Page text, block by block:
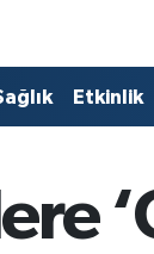
Etkinlik